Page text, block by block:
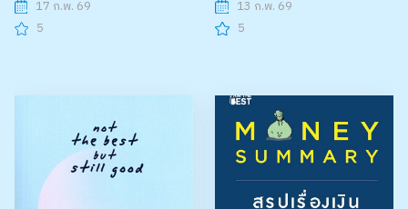
17 ก.พ. 69
5
13 ก.พ. 69
5